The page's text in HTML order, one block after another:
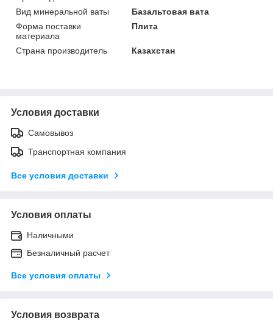
Вид минеральной ваты
Базальтовая вата
Форма поставки
материала
Плита
Страна производитель Казахстан
Условия доставки
Самовывоз
Транспортная компания
Все условия доставки
Условия оплаты
Наличными
Безналичный расчет
Все условия оплаты
Условия возврата